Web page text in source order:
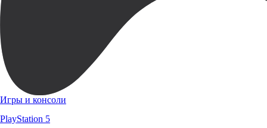
Игры и консоли
PlayStation 5